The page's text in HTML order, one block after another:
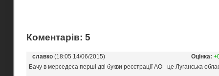
Коментарів: 5
славко (18:05 14/06/2015) Оцінка:
Бачу в мерседеса перші дві букви реєстрації АО - це Луганська